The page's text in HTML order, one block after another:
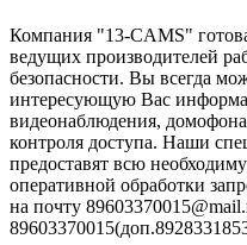
Компания "13-CAMS"
ведущих производителей
безопасности. Вы всегда
интересующую Вас
видеонаблюдения,
контроля доступа. Наши
предоставят всю
оперативной обработки
на почту